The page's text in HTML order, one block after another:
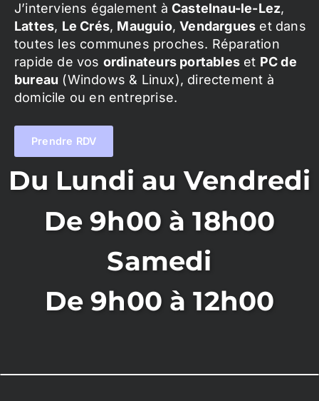
J’interviens également à Castelnau-le-Lez,
Lattes, Le Crés, Mauguio,Vendargues et dans
toutes les communes proches. Réparation
rapide de vos ordinateurs portables et PC de
bureau (Windows & Linux), directement à
domicile ou en entreprise.
Prendre RDV
Du Lundi au Vendredi
De 9h00 à 18h00
Samedi
De 9h00 à 12h00